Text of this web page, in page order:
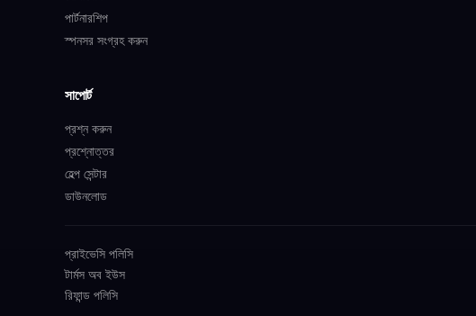
পার্টনারশিপ
স্পনসর সংগ্রহ করুন
সাপোর্ট
প্রশ্ন করুন
প্রশ্নোত্তর
হেল্প সেন্টার
ডাউনলোড
প্রাইভেসি পলিসি
টার্মস অব ইউস
রিফান্ড পলিসি